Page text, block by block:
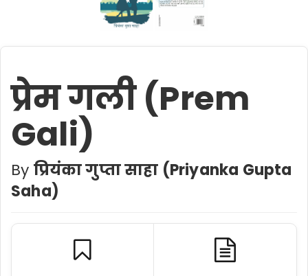
प्रेम गली (Prem
Gali)
By प्रियंका गुप्ता साहा (Priyanka Gupta
Saha)